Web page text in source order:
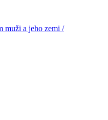
muži a jeho zemi /